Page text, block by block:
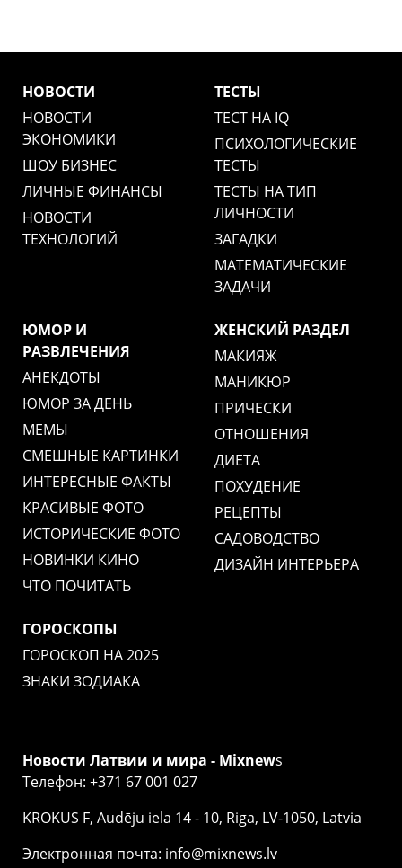
НОВОСТИ
НОВОСТИ
ЭКОНОМИКИ
ШОУ БИЗНЕС
ЛИЧНЫЕ ФИНАНСЫ
НОВОСТИ
ТЕХНОЛОГИЙ
ТЕСТЫ
ТЕСТ НА IQ
ПСИХОЛОГИЧЕСКИЕ
ТЕСТЫ
ТЕСТЫ НА ТИП
ЛИЧНОСТИ
ЗАГАДКИ
МАТЕМАТИЧЕСКИЕ
ЗАДАЧИ
ЮМОР И
РАЗВЛЕЧЕНИЯ
АНЕКДОТЫ
ЮМОР ЗА ДЕНЬ
МЕМЫ
СМЕШНЫЕ КАРТИНКИ
ИНТЕРЕСНЫЕ ФАКТЫ
КРАСИВЫЕ ФОТО
ИСТОРИЧЕСКИЕ ФОТО
НОВИНКИ КИНО
ЧТО ПОЧИТАТЬ
ЖЕНСКИЙ РАЗДЕЛ
МАКИЯЖ
МАНИКЮР
ПРИЧЕСКИ
ОТНОШЕНИЯ
ДИЕТА
ПОХУДЕНИЕ
РЕЦЕПТЫ
САДОВОДСТВО
ДИЗАЙН ИНТЕРЬЕРА
ГОРОСКОПЫ
ГОРОСКОП НА 2025
ЗНАКИ ЗОДИАКА
Новости Латвии и мира - Mixnews
Телефон: +371 67 001 027
KROKUS F, Audēju iela 14 - 10, Riga, LV-1050, Latvia
Электронная почта: info@mixnews.lv